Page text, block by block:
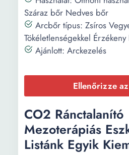
Száraz bőr Nedves bőr
Arcbőr típus: Zsíros
Tökéletlenségekkel
Ajánlott: Arckezelés
Ellenőrizze
CO2 Ránctalanító
Mezoterápiás
Listánk Egyik